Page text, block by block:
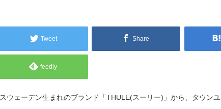
Tweet Share
feedly
スウェーデン生まれのブランド「THULE(スーリー)」から、タウン